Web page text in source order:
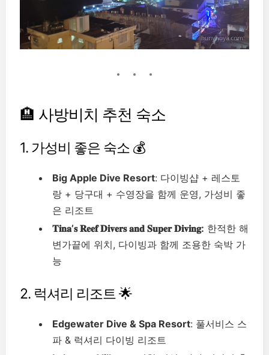
🏨 사방비치 추천 숙소
1. 가성비 좋은 숙소 💰
Big Apple Dive Resort: 다이빙샵 + 레스토
랑 + 당구대 + 수영장을 함께 운영, 가성비 좋
은 리조트
𝐓𝐢𝐧𝐚’𝐬 𝐑𝐞𝐞𝐟 𝐃𝐢𝐯𝐞𝐫𝐬 𝐚𝐧𝐝 𝐒𝐮𝐩𝐞𝐫 𝐃𝐢𝐯𝐢𝐧𝐠: 한적한 해
변가끝에 위치, 다이빙과 함께 조용한 숙박 가
능
2. 럭셔리 리조트 🌟
Edgewater Dive & Spa Resort: 풀서비스 스
파 & 럭셔리 다이빙 리조트